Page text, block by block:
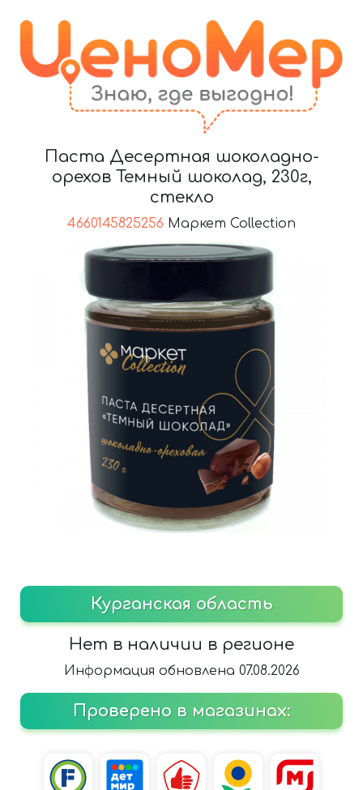
Паста Десертная шоколадно-
орехов Темный шоколад, 230г,
стекло
4660145825256 Маркет Collection
Курганская область
Нет в наличии в регионе
Информация обновлена 07.08.2026
Проверено в магазинах: